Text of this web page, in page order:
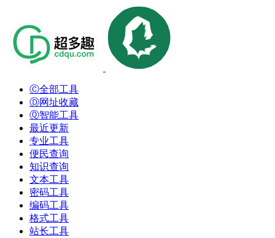
Ⓒ全部工具
Ⓓ网址收藏
Ⓠ智能工具
最近更新
专业工具
便民查询
知识查询
文本工具
密码工具
编码工具
格式工具
站长工具